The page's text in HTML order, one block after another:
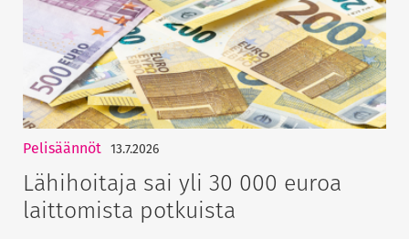
Pelisäännöt 13.7.2026
Lähihoitaja sai yli 30 000 euroa
laittomista potkuista